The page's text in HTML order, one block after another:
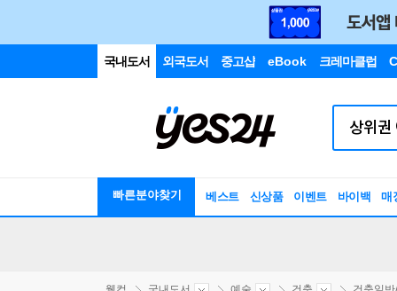
국내도서 외국도서 중고샵 eBook 크레마클럽
빠른분야찾기 베스트 신상품 이벤트 바이백 매